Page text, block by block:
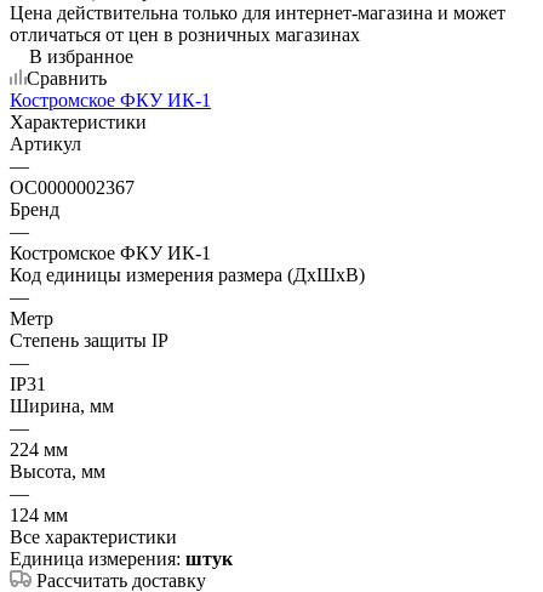
Цена действительна только для интернет-магазина и может
отличаться от цен в розничных магазинах
В избранное
Сравнить
Костромское ФКУ ИК-1
Характеристики
Артикул
—
ОС0000002367
Бренд
—
Костромское ФКУ ИК-1
Код единицы измерения размера (ДхШхВ)
—
Метр
Степень защиты IP
—
IP31
Ширина, мм
—
224 мм
Высота, мм
—
124 мм
Все характеристики
Единица измерения: штук
Рассчитать доставку